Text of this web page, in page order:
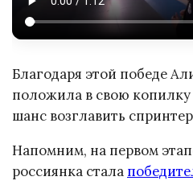
Благодаря этой победе
положила в свою копилку
шанс возглавить
Напомним, на первом
россиянка стала